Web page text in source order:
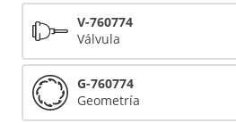
V-760774
Válvula
G-760774
Geometría